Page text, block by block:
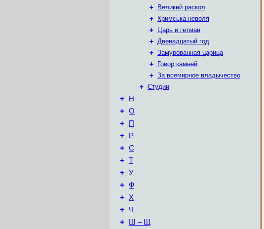
+
Великий раскол
+
Кримська неволя
+
Царь и гетман
+ Двенадцатый год
+ Замурованная царица
+
Говор камней
+ За всемирное владычество
+ Студии
+ Н
+ О
+ П
+ Р
+ С
+ Т
+ У
+ Ф
+ Х
+ Ч
+ Ш – Щ